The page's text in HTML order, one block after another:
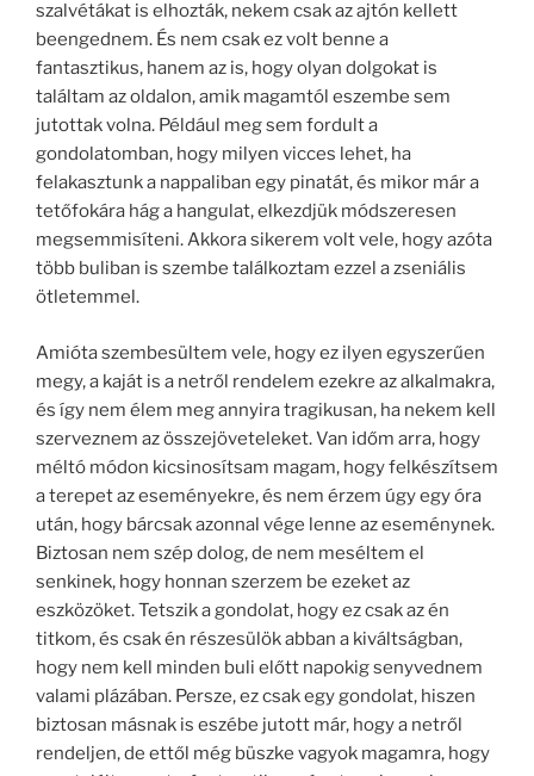
szalvétákat is elhozták, nekem csak az ajtón kellett
beengednem. És nem csak ez volt benne a
fantasztikus, hanem az is, hogy olyan dolgokat is
találtam az oldalon, amik magamtól eszembe sem
jutottak volna. Például meg sem fordult a
gondolatomban, hogy milyen vicces lehet, ha
felakasztunk a nappaliban egy pinatát, és mikor már a
tetőfokára hág a hangulat, elkezdjük módszeresen
megsemmisíteni. Akkora sikerem volt vele, hogy azóta
több buliban is szembe találkoztam ezzel a zseniális
ötletemmel.
Amióta szembesültem vele, hogy ez ilyen egyszerűen
megy, a kaját is a netről rendelem ezekre az alkalmakra,
és így nem élem meg annyira tragikusan, ha nekem kell
szerveznem az összejöveteleket. Van időm arra, hogy
méltó módon kicsinosítsam magam, hogy felkészítsem
a terepet az eseményekre, és nem érzem úgy egy óra
után, hogy bárcsak azonnal vége lenne az eseménynek.
Biztosan nem szép dolog, de nem meséltem el
senkinek, hogy honnan szerzem be ezeket az
eszközöket. Tetszik a gondolat, hogy ez csak az én
titkom, és csak én részesülök abban a kiváltságban,
hogy nem kell minden buli előtt napokig senyvednem
valami plázában. Persze, ez csak egy gondolat, hiszen
biztosan másnak is eszébe jutott már, hogy a netről
rendeljen, de ettől még büszke vagyok magamra, hogy